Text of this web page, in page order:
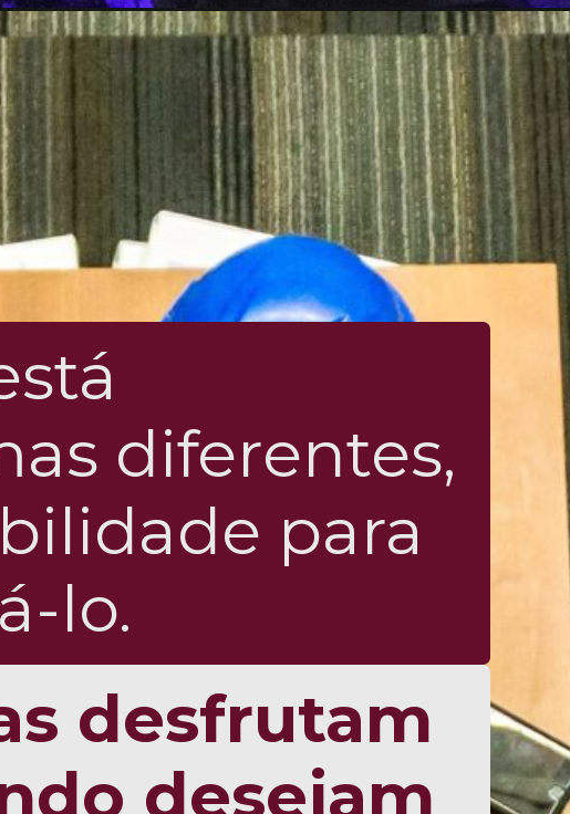
diferentes,
para
lo.
desfrutam
desejam